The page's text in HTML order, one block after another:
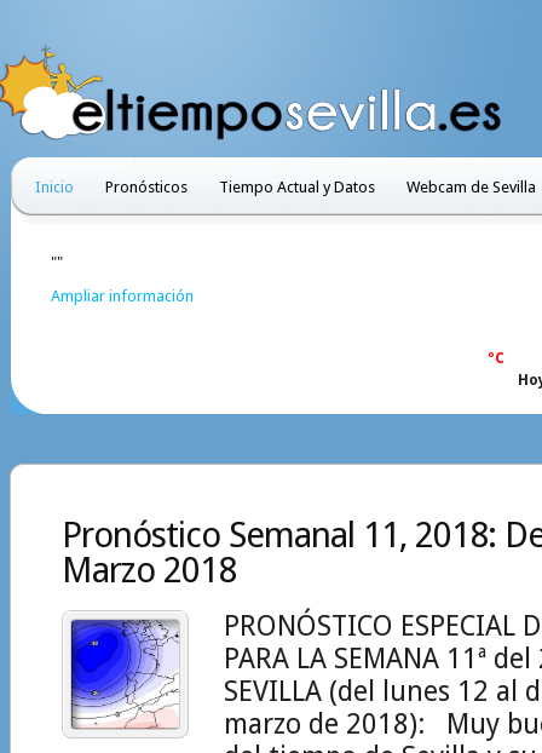
Inicio Pronósticos Tiempo Actual y Datos Webcam de Sevilla
""
Ampliar información
ºC
Pronóstico Semanal 11, 2018:
Marzo 2018
PRONÓSTICO ESPECIAL
PARA LA SEMANA 11ª
SEVILLA (del lunes 12 al
marzo de 2018): Muy